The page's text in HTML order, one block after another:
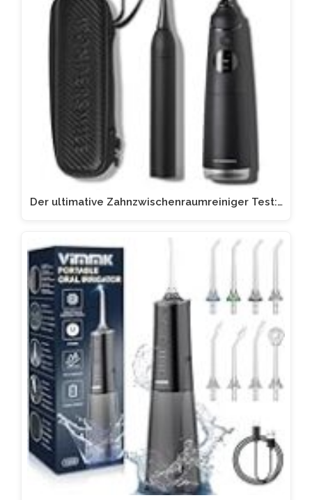
Der ultimative Zahnzwischenraumreiniger Test:…